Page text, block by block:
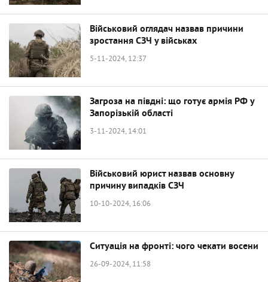
Військовий оглядач назвав причини
зростання СЗЧ у військах
5-11-2024, 12:37
Загроза на півдні: що готує армія РФ у
Запорізькій області
3-11-2024, 14:01
Військовий юрист назвав основну
причину випадків СЗЧ
10-10-2024, 16:06
Ситуація на фронті: чого чекати восени
26-09-2024, 11:58